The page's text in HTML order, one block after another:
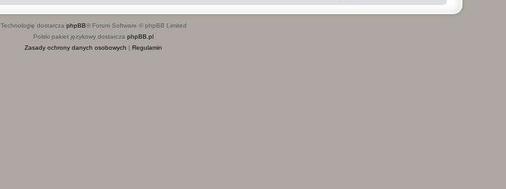
Technologię dostarcza phpBB® Forum Software © phpBB Limited
Polski pakiet językowy dostarcza phpBB.pl
Zasady ochrony danych osobowych | Regulamin